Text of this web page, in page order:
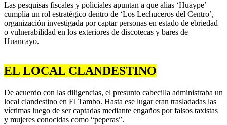
Las pesquisas fiscales y policiales apuntan a que alias ‘Huaype’
cumplía un rol estratégico dentro de ‘Los Lechuceros del Centro’,
organización investigada por captar personas en estado de ebriedad
o vulnerabilidad en los exteriores de discotecas y bares de
Huancayo.
EL LOCAL CLANDESTINO
De acuerdo con las diligencias, el presunto cabecilla administraba un
local clandestino en El Tambo. Hasta ese lugar eran trasladadas las
víctimas luego de ser captadas mediante engaños por falsos taxistas
y mujeres conocidas como “peperas”.